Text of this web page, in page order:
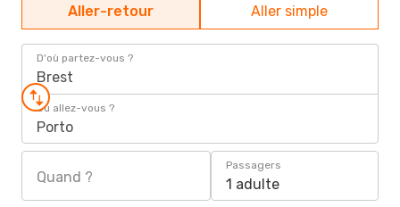
Aller-retour Aller simple
D'où partez-vous ?
Brest
Où allez-vous ?
Porto
Quand ?
Passagers
1 adulte